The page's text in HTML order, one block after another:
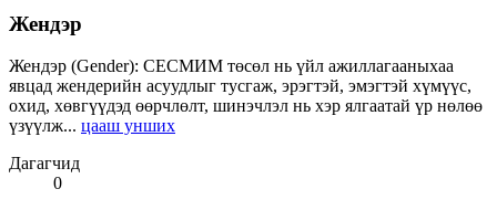
Жендэр
Жендэр (Gender): СЕСМИМ төсөл нь үйл ажиллагааныхаа
явцад жендерийн асуудлыг тусгаж, эрэгтэй, эмэгтэй хүмүүс,
охид, хөвгүүдэд өөрчлөлт, шинэчлэл нь хэр ялгаатай үр нөлөө
үзүүлж... цааш унших
Дагагчид
0